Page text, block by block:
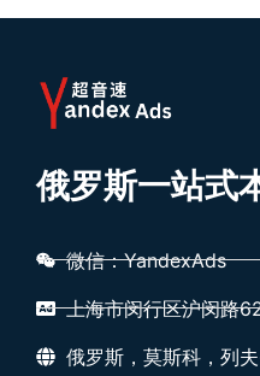
俄罗斯一站式
微信：YandexAds
上海市闵行区沪闵路
俄罗斯，莫斯科，列